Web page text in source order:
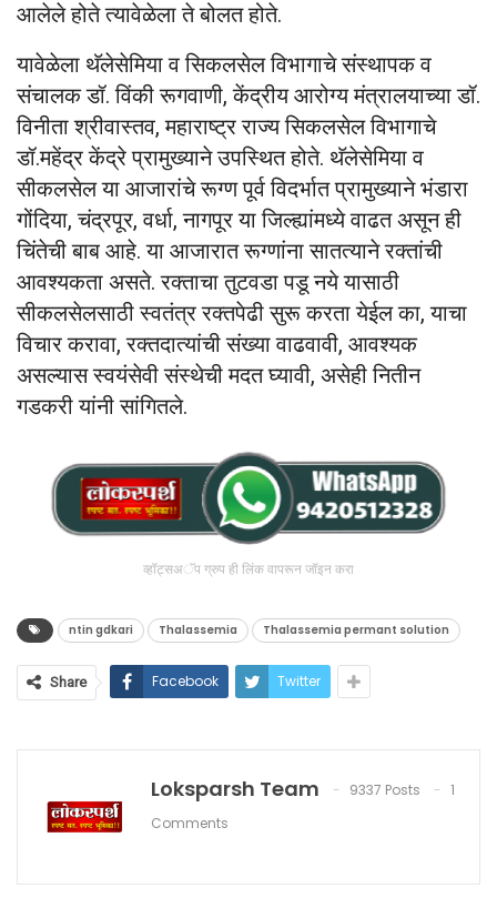
आलेले होते त्यावेळेला ते बोलत होते.
यावेळेला थॅलेसेमिया व सिकलसेल विभागाचे संस्थापक व
संचालक डॉ. विंकी रूगवाणी, केंद्रीय आरोग्य मंत्रालयाच्या डॉ.
विनीता श्रीवास्तव, महाराष्ट्र राज्य सिकलसेल विभागाचे
डॉ.महेंद्र केंद्रे प्रामुख्याने उपस्थित होते. थॅलेसेमिया व
सीकलसेल या आजारांचे रूग्ण पूर्व विदर्भात प्रामुख्याने भंडारा
गोंदिया, चंद्रपूर, वर्धा, नागपूर या जिल्ह्यांमध्ये वाढत असून ही
चिंतेची बाब आहे. या आजारात रूग्णांना सातत्याने रक्तांची
आवश्यकता असते. रक्ताचा तुटवडा पडू नये यासाठी
सीकलसेलसाठी स्वतंत्र रक्तपेढी सुरू करता येईल का, याचा
विचार करावा, रक्तदात्यांची संख्या वाढवावी, आवश्यक
असल्यास स्वयंसेवी संस्थेची मदत घ्यावी, असेही नितीन
गडकरी यांनी सांगितले.
व्हॉट्सअॅप ग्रुप ही लिंक वापरून जॉइन करा
ntin gdkari Thalassemia Thalassemia permant solution
Share Facebook Twitter
Loksparsh Team 9337 Posts
1
Comments